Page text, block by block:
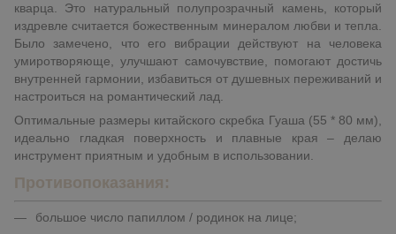
кварца. Это натуральный полупрозрачный камень, который
издревле считается божественным минералом любви и тепла.
Было замечено, что его вибрации действуют на человека
умиротворяюще, улучшают самочувствие, помогают достичь
внутренней гармонии, избавиться от душевных переживаний и
настроиться на романтический лад.
Оптимальные размеры китайского скребка Гуаша (55 * 80 мм),
идеально гладкая поверхность и плавные края – делаю
инструмент приятным и удобным в использовании.
Противопоказания:
большое число папиллом / родинок на лице;